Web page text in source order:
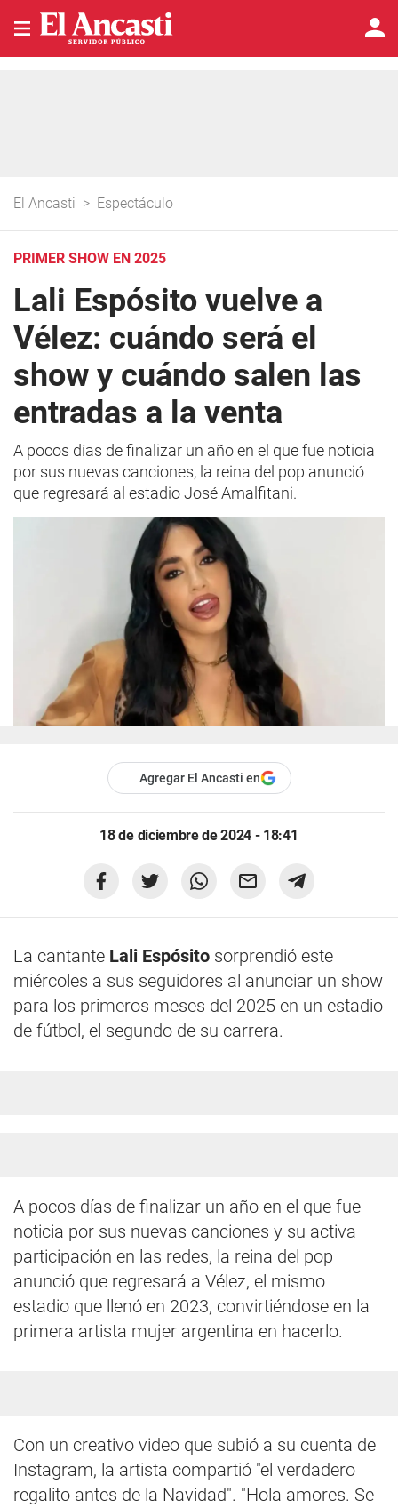
El Ancasti > Espectáculo
PRIMER SHOW EN 2025
Lali Espósito vuelve a
Vélez: cuándo será el
show y cuándo salen las
entradas a la venta
A pocos días de finalizar un año en el que fue noticia
por sus nuevas canciones, la reina del pop anunció
que regresará al estadio José Amalfitani.
Agregar El Ancasti en
18 de diciembre de 2024 - 18:41
La cantante Lali Espósito sorprendió este
miércoles a sus seguidores al anunciar un show
para los primeros meses del 2025 en un estadio
de fútbol, el segundo de su carrera.
A pocos días de finalizar un año en el que fue
noticia por sus nuevas canciones y su activa
participación en las redes, la reina del pop
anunció que regresará a Vélez, el mismo
estadio que llenó en 2023, convirtiéndose en la
primera artista mujer argentina en hacerlo.
Con un creativo video que subió a su cuenta de
Instagram, la artista compartió "el verdadero
regalito antes de la Navidad". "Hola amores. Se